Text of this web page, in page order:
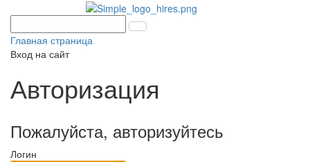
Главная страница
Вход на сайт
Авторизация
Пожалуйста, авторизуйтесь
Логин